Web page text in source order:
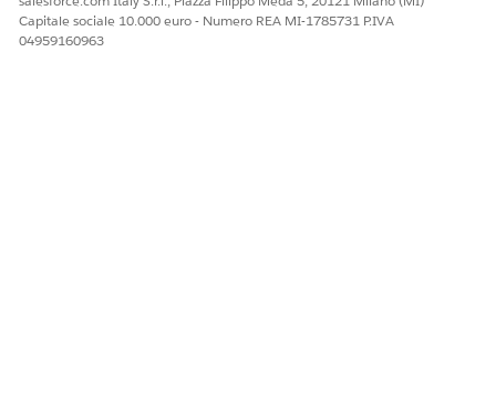
Capitale sociale 10.000 euro - Numero REA MI-1785731 P.IVA
04959160963